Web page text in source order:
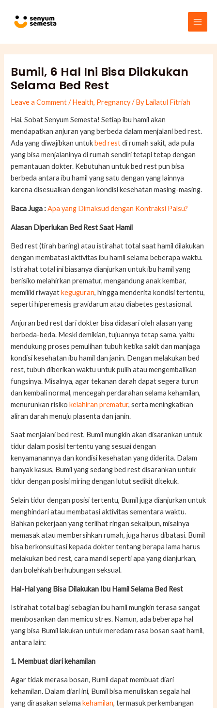
content
Bumil, 6 Hal Ini Bisa Dilakukan
Selama Bed Rest
Leave a Comment /Health, Pregnancy/ ByLailatul Fitriah
Hai, Sobat Senyum Semesta! Setiap ibu hamil akan
mendapatkan anjuran yang berbeda dalam menjalani bed rest.
Ada yang diwajibkan untuk bed restdi rumah sakit, ada pula
yang bisa menjalaninya di rumah sendiri tetapi tetap dengan
pemantauan dokter. Kebutuhan untuk bed rest pun bisa
berbeda antara ibu hamil yang satu dengan yang lainnya
karena disesuaikan dengan kondisi kesehatan masing-masing.
Baca Juga :Apa yang Dimaksud dengan Kontraksi Palsu?
Alasan Diperlukan Bed Rest Saat Hamil
Bed rest (tirah baring) atau istirahat total saat hamil dilakukan
dengan membatasi aktivitas ibu hamil selama beberapa waktu.
Istirahat total ini biasanya dianjurkan untuk ibu hamil yang
berisiko melahirkan prematur, mengandung anak kembar,
memiliki riwayatkeguguran, hingga menderita kondisi tertentu,
seperti hiperemesis gravidarum atau diabetes gestasional.
Anjuran bed rest dari dokter bisa didasari oleh alasan yang
berbeda-beda. Meski demikian, tujuannya tetap sama, yaitu
mendukung proses pemulihan tubuh ketika sakit dan manjaga
kondisi kesehatan ibu hamil dan janin. Dengan melakukan bed
rest, tubuh diberikan waktu untuk pulih atau mengembalikan
fungsinya. Misalnya, agar tekanan darah dapat segera turun
dan kembali normal, mencegah perdarahan selama kehamilan,
menurunkan risikokelahiran prematur, serta meningkatkan
aliran darah menuju plasenta dan janin.
Saat menjalani bed rest, Bumil mungkin akan disarankan untuk
tidur dalam posisi tertentu yang sesuai dengan
kenyamanannya dan kondisi kesehatan yang diderita. Dalam
banyak kasus, Bumil yang sedang bed rest disarankan untuk
tidur dengan posisi miring dengan lutut sedikit ditekuk.
Selain tidur dengan posisi tertentu, Bumil juga dianjurkan untuk
menghindari atau membatasi aktivitas sementara waktu.
Bahkan pekerjaan yang terlihat ringan sekalipun, misalnya
memasak atau membersihkan rumah, juga harus dibatasi. Bumil
bisa berkonsultasi kepada dokter tentang berapa lama harus
melakukan bed rest, cara mandi seperti apa yang dianjurkan,
dan bolehkah berhubungan seksual.
Hal-Hal yang Bisa Dilakukan Ibu Hamil Selama Bed Rest
Istirahat total bagi sebagian ibu hamil mungkin terasa sangat
membosankan dan memicu stres. Namun, ada beberapa hal
yang bisa Bumil lakukan untuk meredam rasa bosan saat hamil,
antara lain:
1. Membuat diari kehamilan
Agar tidak merasa bosan, Bumil dapat membuat diari
kehamilan. Dalam diari ini, Bumil bisa menuliskan segala hal
yang dirasakan selamakehamilan, termasuk perkembangan
navigation